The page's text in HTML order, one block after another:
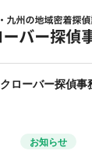
クローバー探偵事
お知らせ